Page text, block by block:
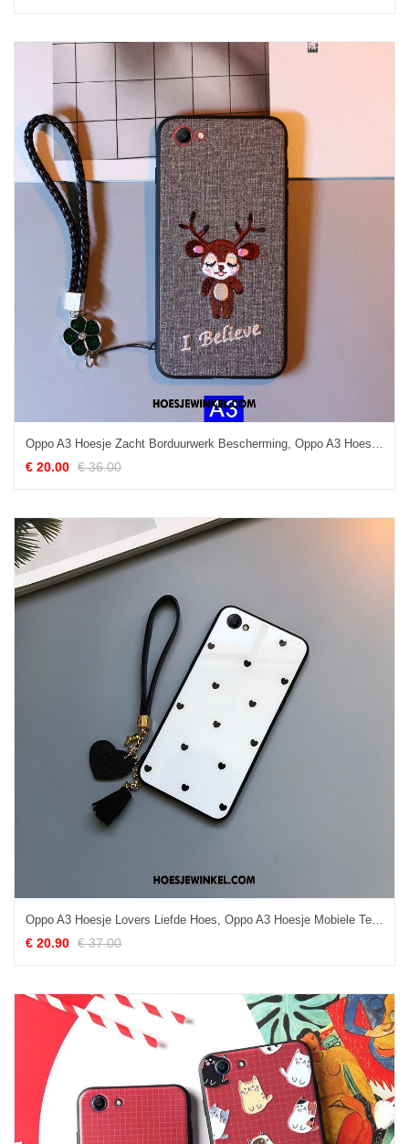
Oppo A3 Hoesje Zacht Borduurwerk Bescherming, Oppo A3 Hoesje Anti-fall Mobiele Telefoon Braun
€ 20.00 € 36.00
Oppo A3 Hoesje Lovers Liefde Hoes, Oppo A3 Hoesje Mobiele Telefoon Persoonlijk
€ 20.90 € 37.00